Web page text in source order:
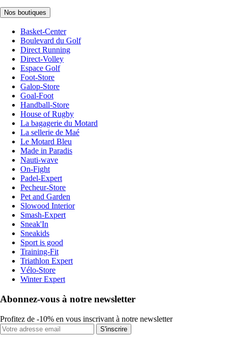
Nos boutiques
Basket-Center
Boulevard du Golf
Direct Running
Direct-Volley
Espace Golf
Foot-Store
Galop-Store
Goal-Foot
Handball-Store
House of Rugby
La bagagerie du Motard
La sellerie de Maé
Le Motard Bleu
Made in Paradis
Nauti-wave
On-Fight
Padel-Expert
Pecheur-Store
Pet and Garden
Slowood Interior
Smash-Expert
Sneak'In
Sneakids
Sport is good
Training-Fit
Triathlon Expert
Vélo-Store
Winter Expert
Abonnez-vous à notre newsletter
Profitez de -10% en vous inscrivant à notre newsletter
S'inscrire